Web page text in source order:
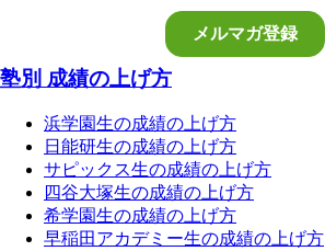
塾別 成績の上げ方
浜学園生の成績の上げ方
日能研生の成績の上げ方
サピックス生の成績の上げ方
四谷大塚生の成績の上げ方
希学園生の成績の上げ方
早稲田アカデミー生の成績の上げ方